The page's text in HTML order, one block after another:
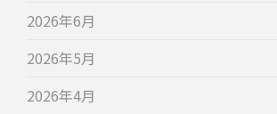
2026年6月
2026年5月
2026年4月